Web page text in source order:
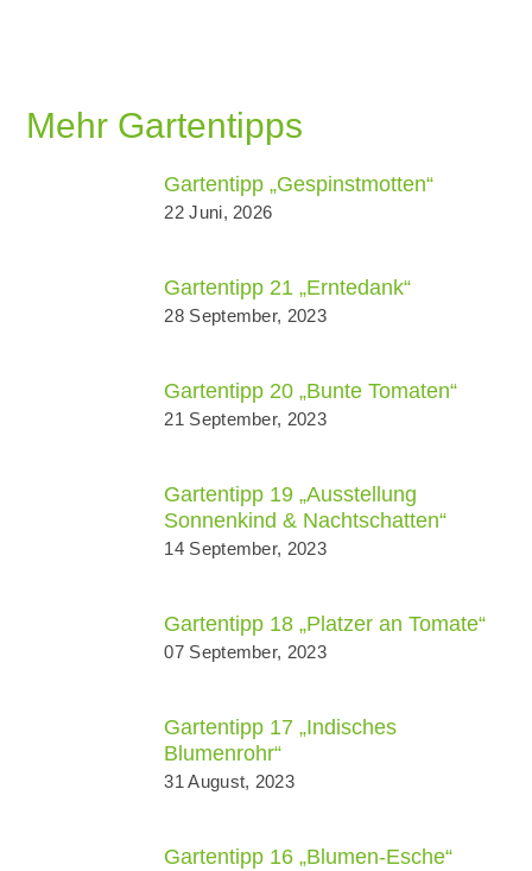
Mehr Gartentipps
Gartentipp „Gespinstmotten“
22 Juni, 2026
Gartentipp 21 „Erntedank“
28 September, 2023
Gartentipp 20 „Bunte Tomaten“
21 September, 2023
Gartentipp 19 „Ausstellung
Sonnenkind & Nachtschatten“
14 September, 2023
Gartentipp 18 „Platzer an Tomate“
07 September, 2023
Gartentipp 17 „Indisches
Blumenrohr“
31 August, 2023
Gartentipp 16 „Blumen-Esche“